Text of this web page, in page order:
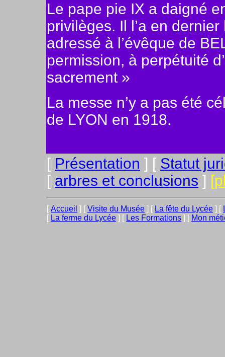
Le pape pie IX a daigné
privilèges. Il l’a en
adressé à l’évêque de
permission, à perpétuité
sacrement »
La messe n’y a pas été
de LYON en 1918.
[ Présentation ] [ Statut
[ arbres et conclusions ]
[ Accueil ] [ Visite du Musée ] [ La fête du Lycée ] [
[ La ferme du Lycée ] [ Les Formations ] [ Mon